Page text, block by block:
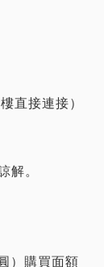
直接連接）
解。
）購買面額